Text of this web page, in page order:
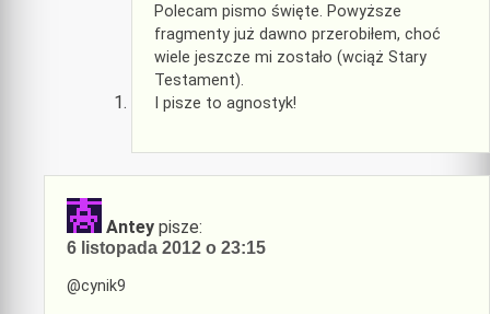
Polecam pismo święte. Powyższe
fragmenty już dawno przerobiłem, choć
wiele jeszcze mi zostało (wciąż Stary
Testament).
I pisze to agnostyk!
Antey pisze:
6 listopada 2012 o 23:15
@cynik9